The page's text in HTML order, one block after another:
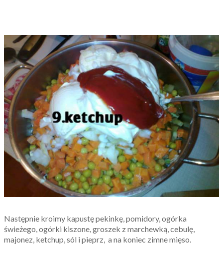
Następnie kroimy kapustę pekinkę, pomidory, ogórka
świeżego, ogórki kiszone, groszek z marchewką, cebulę,
majonez, ketchup, sól i pieprz, a na koniec zimne mięso.